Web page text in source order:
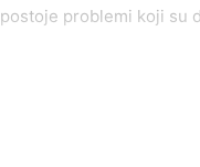
postoje problemi koji su
Devica je znak koji ne